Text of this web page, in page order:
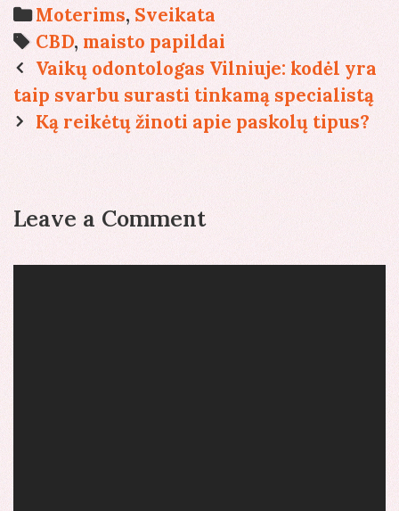
Categories
Moterims, Sveikata
Tags
CBD, maisto papildai
Post
navigation
Vaikų odontologas Vilniuje: kodėl yra
taip svarbu surasti tinkamą specialistą
Ką reikėtų žinoti apie paskolų tipus?
Leave a Comment